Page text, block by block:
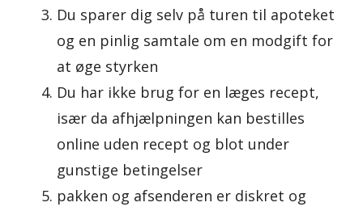
Du sparer dig selv på turen til apoteket
og en pinlig samtale om en modgift for
at øge styrken
Du har ikke brug for en læges recept,
især da afhjælpningen kan bestilles
online uden recept og blot under
gunstige betingelser
pakken og afsenderen er diskret og